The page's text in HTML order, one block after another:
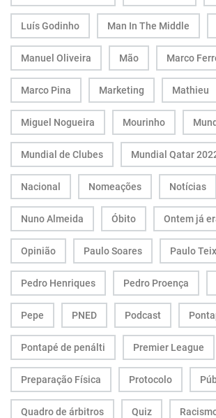
Luís Godinho Man In The Middle
Manuel Oliveira Mão Marco
Marco Pina Marketing Mathieu
Miguel Nogueira Mourinho
Mundial de Clubes Mundial Qatar
Nacional Nomeações Notícias
Nuno Almeida Óbito Ontem já
Opinião Paulo Soares Paulo
Pedro Henriques Pedro Proença
Pepe PNED Podcast
Pontapé de penálti Premier League
Preparação Física Protocolo
Quadro de árbitros Quiz